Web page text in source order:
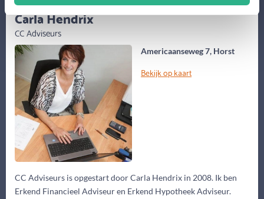
Americaanseweg 7, Horst
Bekijk op kaart
CC Adviseurs is opgestart door Carla Hendrix in 2008. Ik ben
Erkend Financieel Adviseur en Erkend Hypotheek Adviseur.
(58 jaar)
Carla Hendrix
CC Adviseurs